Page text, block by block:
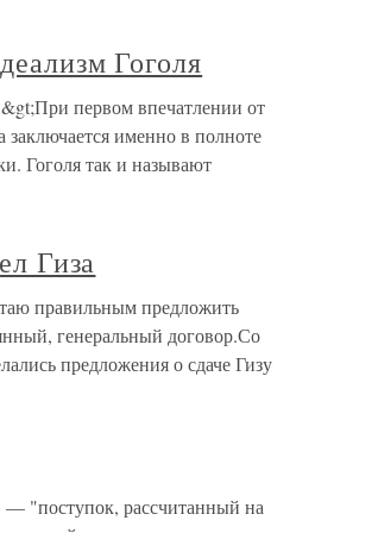
Гоголя
первом впечатлении от
заключается именно в полноте
Гоголя так и называют
Гиза
правильным предложить
генеральный договор.Со
предложения о сдаче Гизу
— "поступок, рассчитанный на